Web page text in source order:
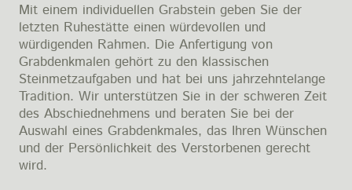
Mit einem individuellen Grabstein geben Sie der
letzten Ruhestätte einen würdevollen und
würdigenden Rahmen. Die Anfertigung von
Grabdenkmalen gehört zu den klassischen
Steinmetzaufgaben und hat bei uns jahrzehntelange
Tradition. Wir unterstützen Sie in der schweren Zeit
des Abschiednehmens und beraten Sie bei der
Auswahl eines Grabdenkmales, das Ihren Wünschen
und der Persönlichkeit des Verstorbenen gerecht
wird.